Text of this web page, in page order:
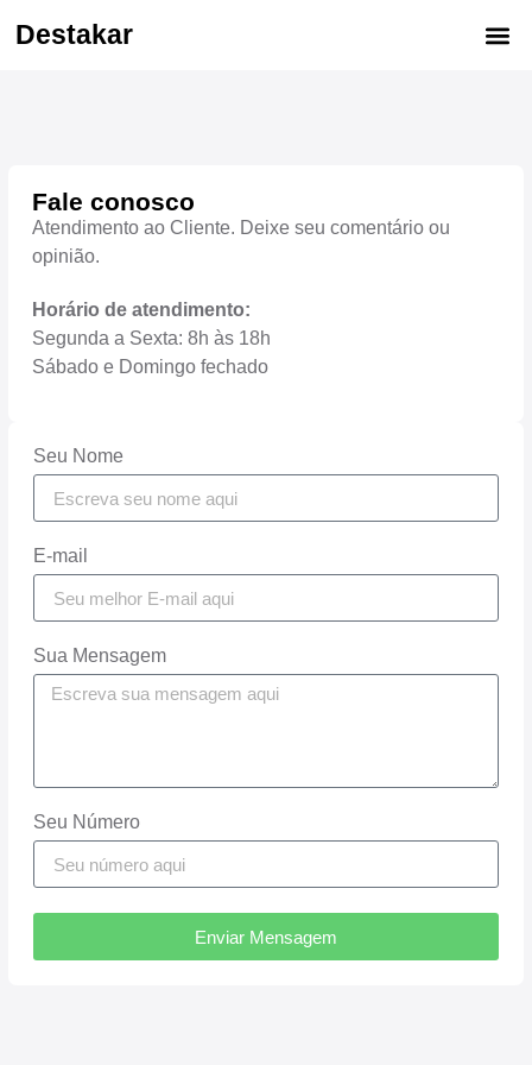
Destakar
Fale conosco
Atendimento ao Cliente. Deixe seu comentário ou
opinião.
Horário de atendimento:
Segunda a Sexta: 8h às 18h
Sábado e Domingo fechado
Seu Nome
E-mail
Sua Mensagem
Seu Número
Enviar Mensagem